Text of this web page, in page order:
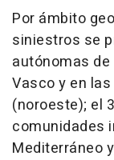
Por ámbito
siniestros se
autónomas
Vasco y en
(noroeste); el
comunidades
Mediterráneo